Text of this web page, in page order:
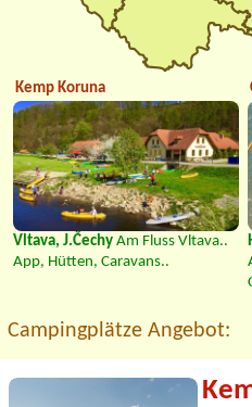
Kemp Koruna
Vltava, J.Čechy Am Fluss Vltava..
App, Hütten, Caravans..
Campingplätze Angebot: